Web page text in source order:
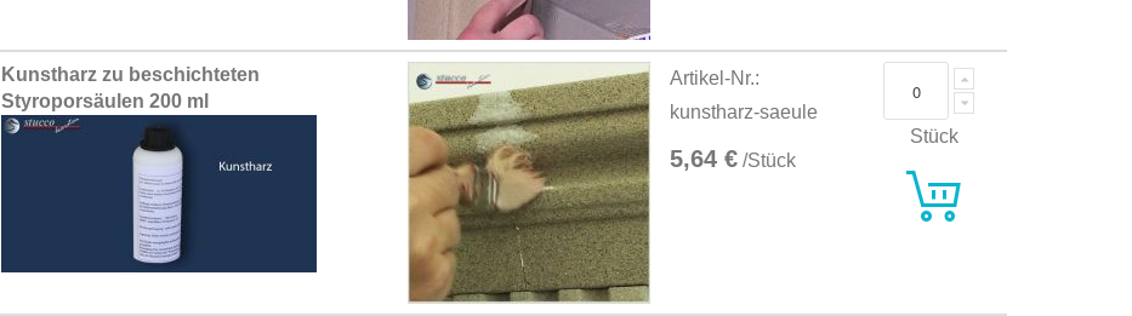
Kunstharz zu beschichteten
Styroporsäulen 200 ml
Artikel-Nr.:
kunstharz-saeule
5,64 € /Stück
Stück